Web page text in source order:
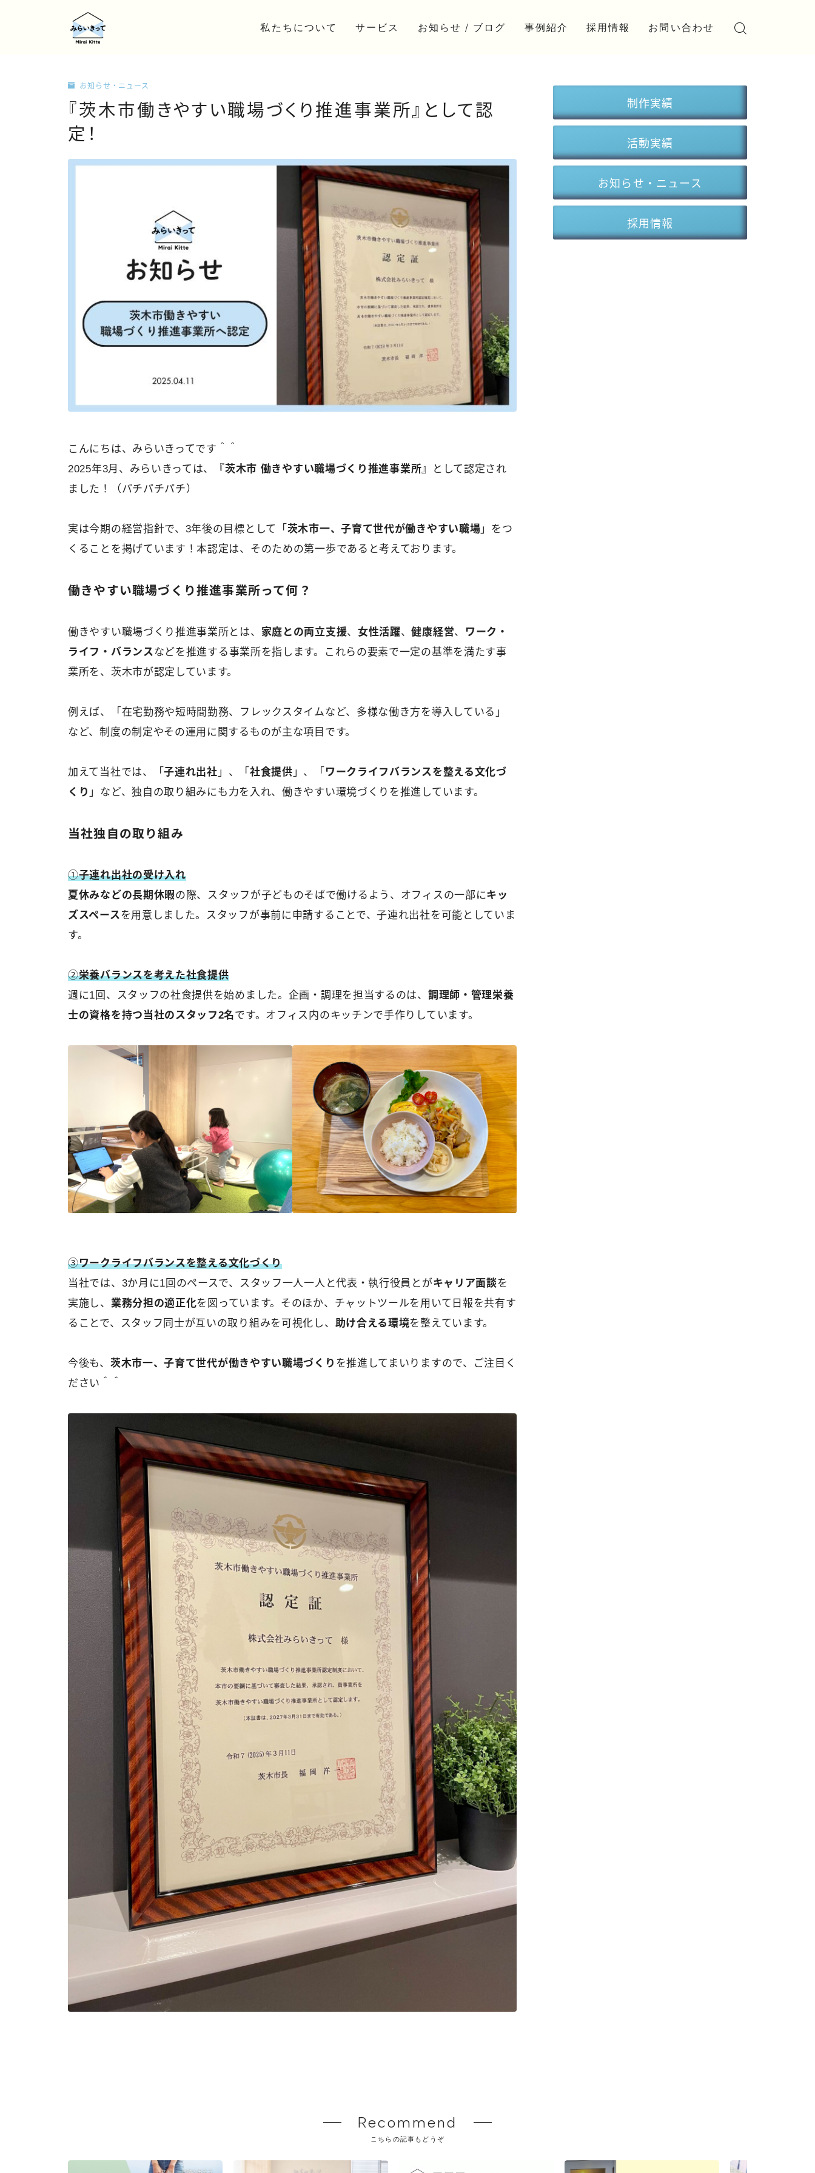
私たちについて サービス お知らせ / ブログ
ブログ
事例紹介 採用情報 お問い合わせ
お知らせ・ニュース
『茨木市働きやすい職場づくり推進事業所』として認
定！
こんにちは、みらいきってです＾＾
2025年3月、みらいきっては、『茨木市 働きやすい職場づくり推進事業所 』として認定され
ました！（パチパチパチ）
実は今期の経営指針で、3年後の目標として「 茨木市一、子育て世代が働きやすい職場 」をつ
くることを掲げています！本認定は、そのための第一歩であると考えております。
働きやすい職場づくり推進事業所って何？
働きやすい職場づくり推進事業所とは、 家庭との両立支援、 女性活躍、健康経営、
ワーク・
ライフ・バランスなどを推進する事業所を指します。これらの要素で一定の基準を満たす事
業所を、茨木市が認定しています。
例えば、「在宅勤務や短時間勤務、フレックスタイムなど、多様な働き方を導入している」
など、制度の制定やその運用に関するものが主な項目です。
加えて当社では、「子連れ出社 」、「 社食提供 」、「 ワークライフバランスを整える文化づ
くり 」など、独自の取り組みにも力を入れ、働きやすい環境づくりを推進しています。
当社独自の取り組み
①子連れ出社の受け入れ
夏休みなどの長期休暇の際、スタッフが子どものそばで働けるよう、オフィスの一部にキッ
ズスペースを用意しました。スタッフが事前に申請することで、子連れ出社を可能としていま
す。
②栄養バランスを考えた社食提供
週に1回、スタッフの社食提供を始めました。企画・調理を担当するのは、 調理師・管理栄養
士の資格を持つ当社のスタッフ2名です。オフィス内のキッチンで手作りしています。
③ワークライフバランスを整える文化づくり
当社では、3か月に1回のペースで、スタッフ一人一人と代表・執行役員とがキャリア面談を
実施し、 業務分担の適正化を図っています。そのほか、チャットツールを用いて日報を共有す
ることで、スタッフ同士が互いの取り組みを可視化し、 助け合える環境を整えています。
今後も、 茨木市一、子育て世代が働きやすい職場づくり を推進してまいりますので、ご注目く
ださい＾＾
制作実績
活動実績
お知らせ・ニュース
採用情報
Recommend
こちらの記事もどうぞ